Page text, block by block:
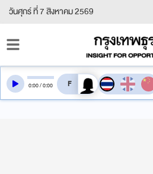
วันศุกร์ ที่ 7 สิงหาคม 2569
0:00/0:00 สลับเสียงอ่าน